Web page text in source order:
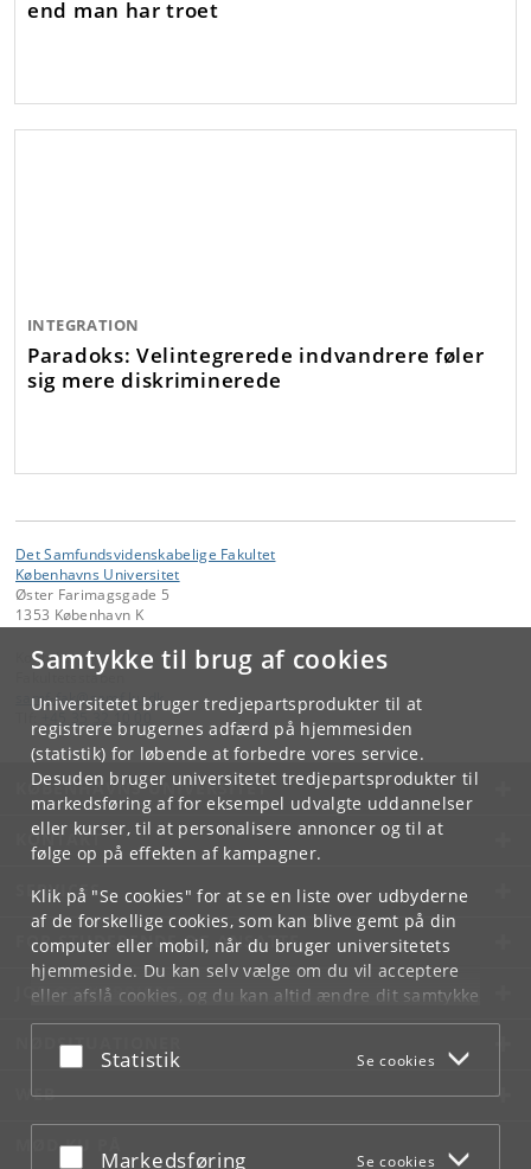
Samtykke til brug af cookies
Universitetet bruger tredjepartsprodukter til at
registrere brugernes adfærd på hjemmesiden
(statistik) for løbende at forbedre vores service.
Desuden bruger universitetet tredjepartsprodukter til
markedsføring af for eksempel udvalgte uddannelser
eller kurser, til at personalisere annoncer og til at
følge op på effekten af kampagner.
Klik på "Se cookies" for at se en liste over udbyderne
af de forskellige cookies, som kan blive gemt på din
computer eller mobil, når du bruger universitetets
hjemmeside. Du kan selv vælge om du vil acceptere
eller afslå cookies, og du kan altid ændre dit samtykke
underCookie- og privatlivspolitiksom du finder i
bunden af hver side.
Acceptér eller afslå
Statistik Se cookies
Acceptér eller afslå
Markedsføring Se cookies
end man har troet
INTEGRATION
Paradoks: Velintegrerede indvandrere føler
sig mere diskriminerede
Det Samfundsvidenskabelige Fakultet
Københavns Universitet
Øster Farimagsgade 5
1353 København K
Kontakt:
Fakultetsstaben
samf-fak @samf.ku.dk
KØBENHAVNS UNIVERSITET
KONTAKT
SERVICES
FOR STUDERENDE OG ANSATTE
JOB OG KARRIERE
NØDSITUATIONER
WEB
MØD KU PÅ